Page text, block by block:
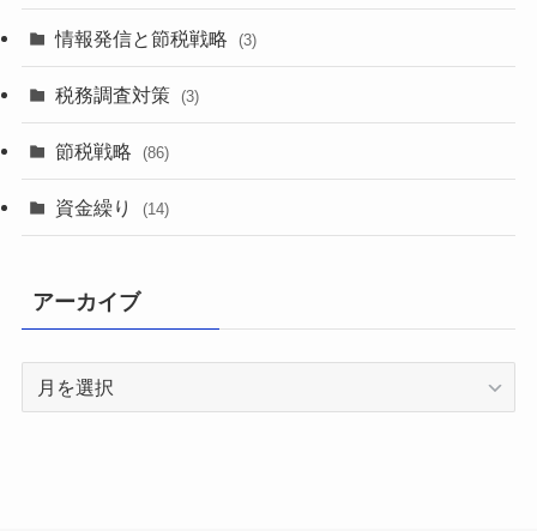
情報発信と節税戦略 (3)
税務調査対策 (3)
節税戦略 (86)
資金繰り (14)
アーカイブ